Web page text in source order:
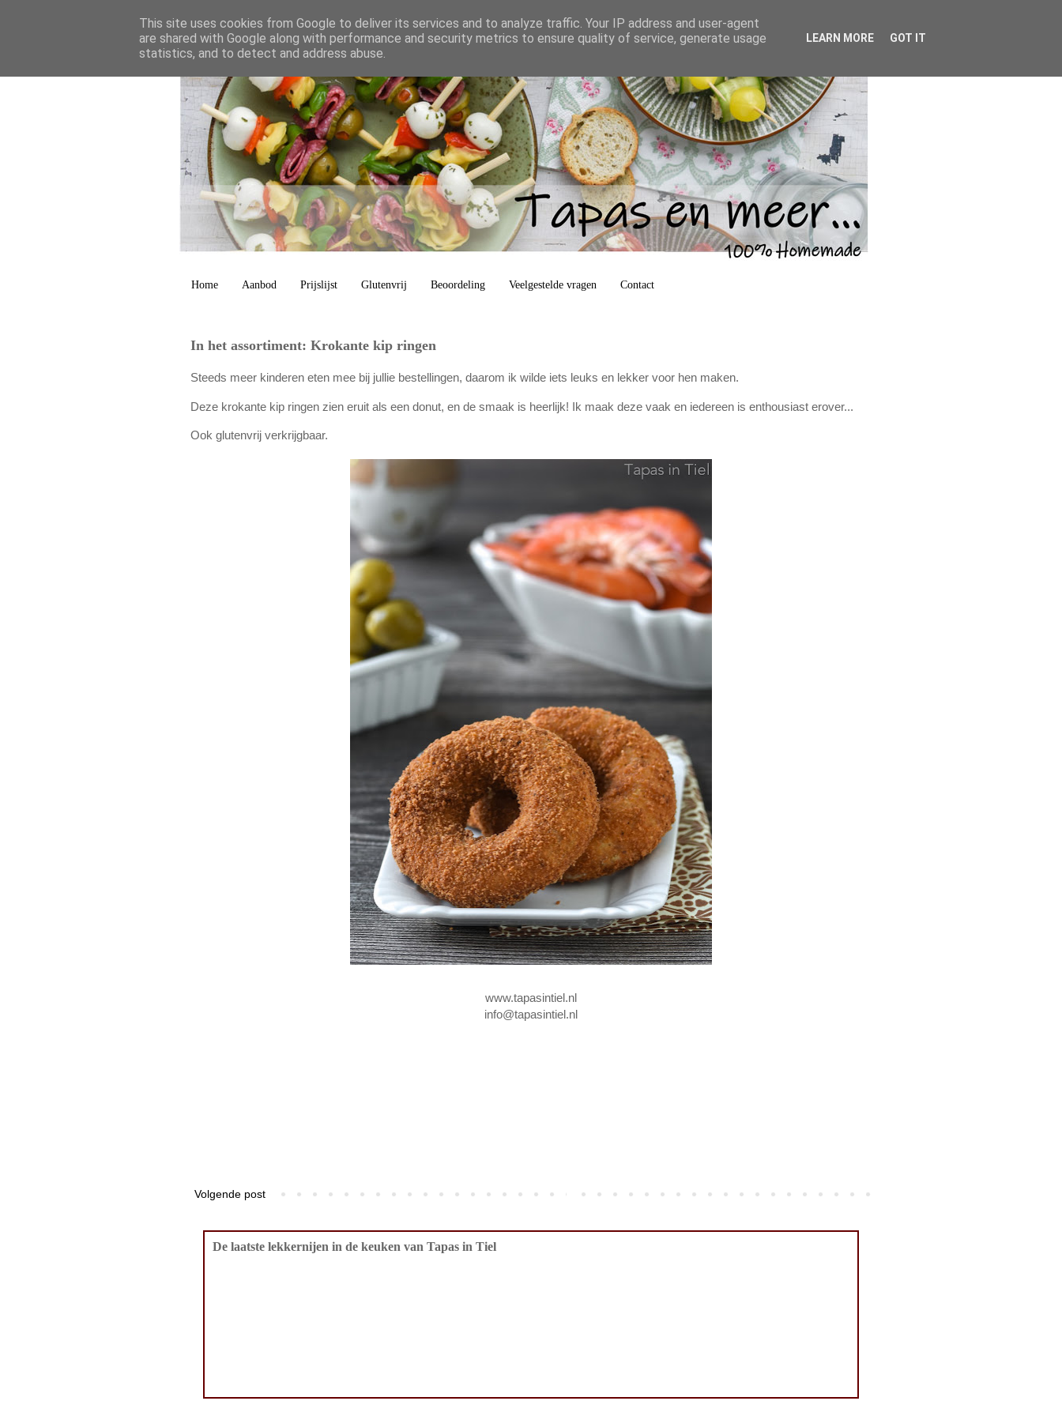
Home Aanbod Prijslijst Glutenvrij Beoordeling Veelgestelde vragen Contact
In het assortiment: Krokante kip ringen
Steeds meer kinderen eten mee bij jullie bestellingen, daarom ik wilde iets leuks en lekker voor hen maken.
Deze krokante kip ringen zien eruit als een donut, en de smaak is heerlijk! Ik maak deze vaak en iedereen is enthousiast erover...
Ook glutenvrij verkrijgbaar.
www.tapasintiel.nl
info@tapasintiel.nl
Volgende post
De laatste lekkernijen in de keuken van Tapas in Tiel
This site uses cookies from Google to deliver its services and to analyze traffic. Your IP address and user-agent
are shared with Google along with performance and security metrics to ensure quality of service, generate usage
statistics, and to detect and address abuse.
LEARN MORE GOT IT